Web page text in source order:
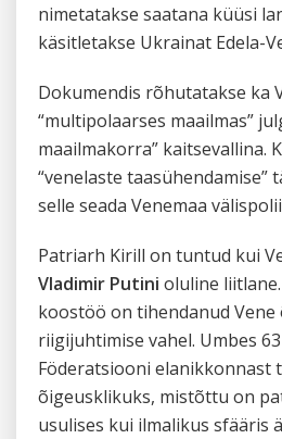
nimetatakse saatana küüsi
käsitletakse Ukrainat Edela-
Dokumendis rõhutatakse ka
“multipolaarses maailmas”
maailmakorra” kaitsevallina.
“venelaste taasühendamise”
selle seada Venemaa
Patriarh Kirill on tuntud kui
Vladimir Putini oluline
koostöö on tihendanud
riigijuhtimise vahel. Umbes
Föderatsiooni elanikkonnast
õigeusklikuks, mistõttu on
usulises kui ilmalikus sfääris